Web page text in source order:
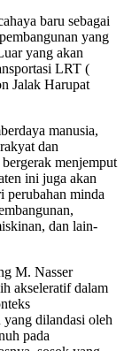
baru sebagai
yang
yang akan
LRT (
Jalak Harupat
manusia,
dan
menjemput
ini juga akan
perubahan minda
dan lain-
M. Nasser
akseleratif dalam
dilandasi oleh
pada